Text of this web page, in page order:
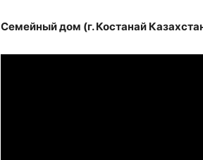
Семейный дом (г. Костанай